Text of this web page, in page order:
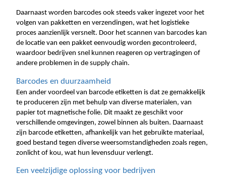
Daarnaast worden barcodes ook steeds vaker ingezet voor het
volgen van pakketten en verzendingen, wat het logistieke
proces aanzienlijk versnelt. Door het scannen van barcodes kan
de locatie van een pakket eenvoudig worden gecontroleerd,
waardoor bedrijven snel kunnen reageren op vertragingen of
andere problemen in de supply chain.
Barcodes en duurzaamheid
Een ander voordeel van barcode etiketten is dat ze gemakkelijk
te produceren zijn met behulp van diverse materialen, van
papier tot magnetische folie. Dit maakt ze geschikt voor
verschillende omgevingen, zowel binnen als buiten. Daarnaast
zijn barcode etiketten, afhankelijk van het gebruikte materiaal,
goed bestand tegen diverse weersomstandigheden zoals regen,
zonlicht of kou, wat hun levensduur verlengt.
Een veelzijdige oplossing voor bedrijven